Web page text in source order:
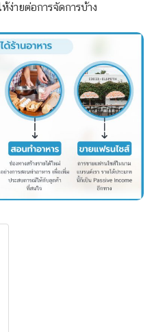
ง่ายต่อการจัดการบ้าง